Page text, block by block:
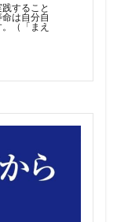
すること
は自分自
（「まえ